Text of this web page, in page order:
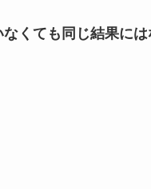
くても同じ結果には